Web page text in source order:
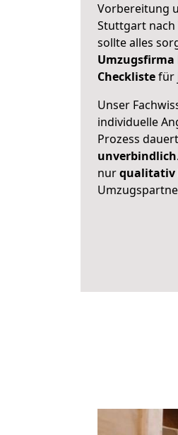
Vorbereitung
Stuttgart nach
sollte alles
Umzugsfirma
Checklistefür
Unser
individuelle
Prozess
unverbindlich
nurqualitativ